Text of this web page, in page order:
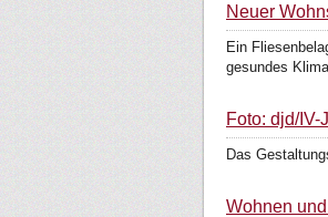
Neuer
Ein
gesundes
Foto: djd/IV-
Das
Wohnen